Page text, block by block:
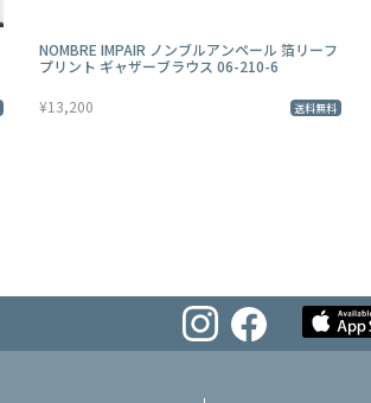
NOMBRE IMPAIR ノンブルアンペール 箔リーフ
プリント ギャザーブラウス 06-210-6
¥13,200 送料無料